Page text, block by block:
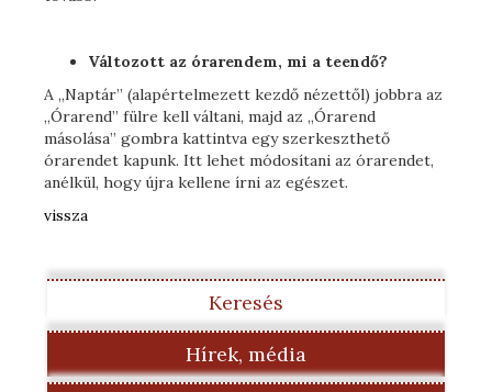
Változott az órarendem, mi a teendő?
A „Naptár” (alapértelmezett kezdő nézettől) jobbra az
„Órarend” fülre kell váltani, majd az „Órarend
másolása” gombra kattintva egy szerkeszthető
órarendet kapunk. Itt lehet módosítani az órarendet,
anélkül, hogy újra kellene írni az egészet.
vissza
Keresés
Hírek, média